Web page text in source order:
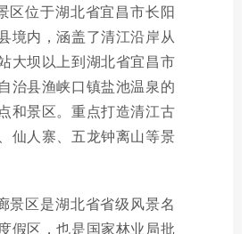
区位于湖北省宜昌市长阳
境内，涵盖了清江沿岸从
大坝以上到湖北省宜昌市
治县渔峡口镇盐池温泉的
和景区。重点打造清江古
仙人寨、五龙钟离山等景
景区是湖北省省级风景名
假区，也是国家林业局批